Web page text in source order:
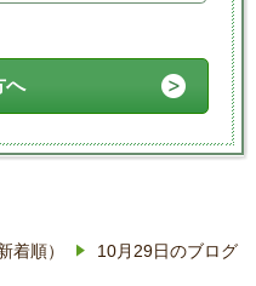
へ
着順） 10月29日のブログ